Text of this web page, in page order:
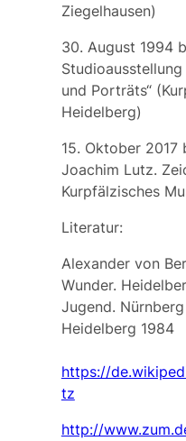
Ziegelhausen)
30. August 1994
und Porträts“
Heidelberg)
15. Oktober 2017
Joachim Lutz.
Kurpfälzisches
Literatur:
Alexander von
Wunder.
Jugend.
Heidelberg 1984
https://
tz
http://